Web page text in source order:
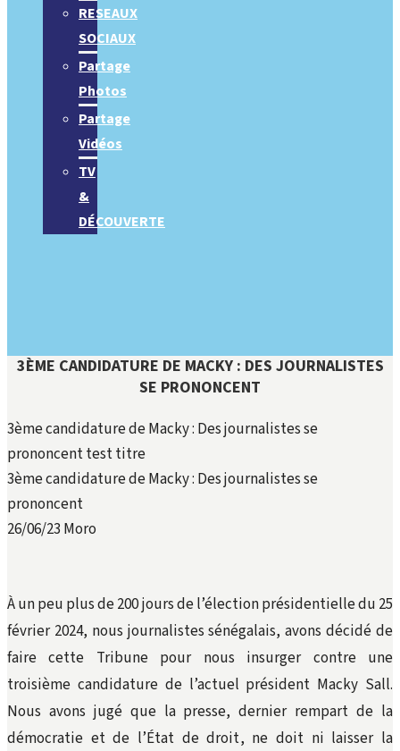
RESEAUX
SOCIAUX
Partage
Photos
Partage
Vidéos
TV
&
DÉCOUVERTE
3ÈME CANDIDATURE DE MACKY : DES JOURNALISTES
SE PRONONCENT
3ème candidature de Macky : Des journalistes se
prononcent test titre
3ème candidature de Macky : Des journalistes se
prononcent
26/06/23 Moro
À un peu plus de 200 jours de l’élection présidentielle du 25
février 2024, nous journalistes sénégalais, avons décidé de
faire cette Tribune pour nous insurger contre une
troisième candidature de l’actuel président Macky Sall.
Nous avons jugé que la presse, dernier rempart de la
démocratie et de l’État de droit, ne doit ni laisser la